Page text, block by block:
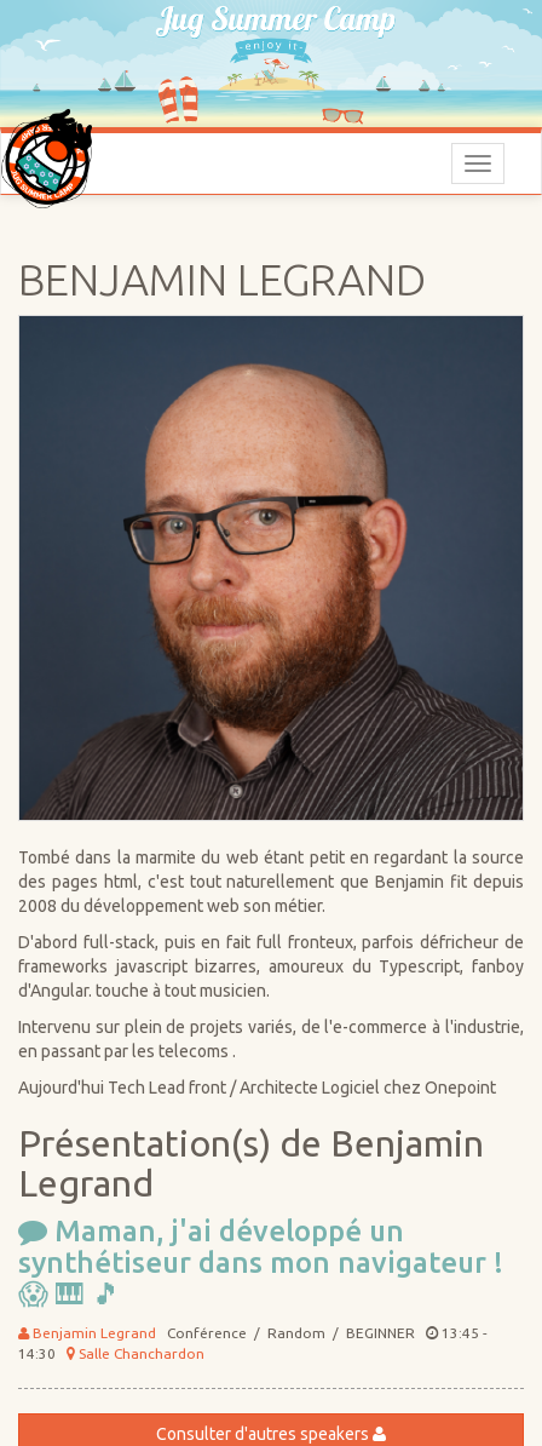
Menu
BENJAMIN LEGRAND
Tombé dans la marmite du web étant petit en regardant la source
des pages html, c'est tout naturellement que Benjamin fit depuis
2008 du développement web son métier.
D'abord full-stack, puis en fait full fronteux, parfois défricheur de
frameworks javascript bizarres, amoureux du Typescript, fanboy
d'Angular. touche à tout musicien.
Intervenu sur plein de projets variés, de l'e-commerce à l'industrie,
en passant par les telecoms .
Aujourd'hui Tech Lead front / Architecte Logiciel chez Onepoint
Présentation(s) de Benjamin
Legrand
Maman, j'ai développé un
synthétiseur dans mon navigateur !
😱 🎹 🎵
Benjamin Legrand Conférence / Random / BEGINNER
13:45 -
14:30
Salle Chanchardon
Consulter d'autres speakers